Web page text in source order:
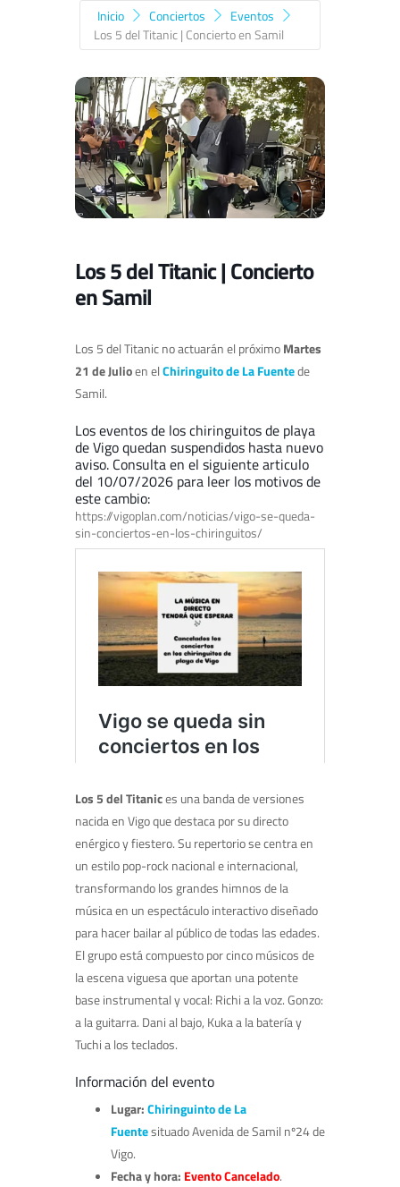
Inicio Conciertos
Eventos
Los 5 del Titanic | Concierto en Samil
Los 5 del Titanic | Concierto
en Samil
Los 5 del Titanic no actuarán el próximoMartes
21 de Julioen elChiringuito de La Fuentede
Samil.
Los eventos de los chiringuitos de playa
de Vigo quedan suspendidos hasta nuevo
aviso. Consulta en el siguiente articulo
del 10/07/2026 para leer los motivos de
este cambio:
https://vigoplan.com/noticias/vigo-se-queda-
sin-conciertos-en-los-chiringuitos/
Los 5 del Titanices una banda de versiones
nacida en Vigo que destaca por su directo
enérgico y fiestero. Su repertorio se centra en
un estilo pop-rock nacional e internacional,
transformando los grandes himnos de la
música en un espectáculo interactivo diseñado
para hacer bailar al público de todas las edades.
El grupo está compuesto por cinco músicos de
la escena viguesa que aportan una potente
base instrumental y vocal: Richi a la voz. Gonzo:
a la guitarra. Dani al bajo, Kuka a la batería y
Tuchi a los teclados.
Información del evento
Lugar:Chiringuinto de La
Fuentesituado Avenida de Samil nº24 de
Vigo.
Fecha y hora: Evento Cancelado.